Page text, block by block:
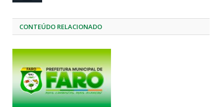
CONTEÚDO RELACIONADO